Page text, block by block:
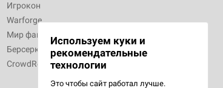
Игрокон
Warforge
Мир фантастики
Берсерк
CrowdRepublic
Используем куки и
рекомендательные
технологии
Это чтобы сайт работал лучше.